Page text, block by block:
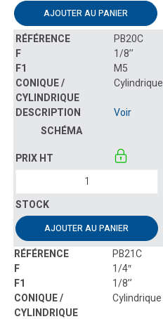
AJOUTER AU PANIER
PB20C
1/8’’
M5
Cylindrique
Voir
AJOUTER AU PANIER
PB21C
1/4″
1/8’’
Cylindrique